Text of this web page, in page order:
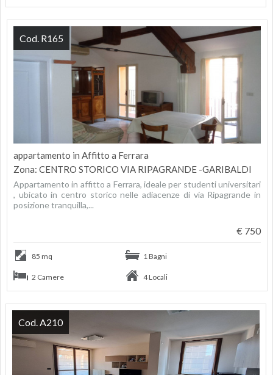
appartamento in Affitto a Ferrara
Zona: CENTRO STORICO VIA RIPAGRANDE -GARIBALDI
Appartamento in affitto a Ferrara, ideale per studenti universitari
, ubicato in centro storico nelle adiacenze di via Ripagrande in
posizione tranquilla,...
€ 750
Cod. R165
85 mq 1 Bagni
2 Camere 4 Locali
Cod. A210